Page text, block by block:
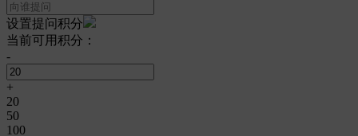
设置提问积分
当前可用积分：
-
+
20
50
100